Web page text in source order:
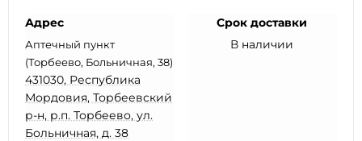
Адрес
Аптечный пункт
(Торбеево, Больничная, 38)
431030, Республика
Мордовия, Торбеевский
р-н, р.п. Торбеево, ул.
Больничная, д. 38
Срок доставки
В наличии